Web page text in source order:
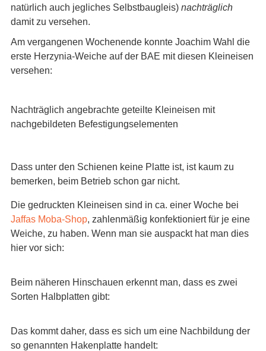
natürlich auch jegliches Selbstbaugleis) nachträglich
damit zu versehen.
Am vergangenen Wochenende konnte Joachim Wahl die
erste Herzynia-Weiche auf der BAE mit diesen Kleineisen
versehen:
Nachträglich angebrachte geteilte Kleineisen mit
nachgebildeten Befestigungselementen
Dass unter den Schienen keine Platte ist, ist kaum zu
bemerken, beim Betrieb schon gar nicht.
Die gedruckten Kleineisen sind in ca. einer Woche bei
Jaffas Moba-Shop, zahlenmäßig konfektioniert für je eine
Weiche, zu haben. Wenn man sie auspackt hat man dies
hier vor sich:
Beim näheren Hinschauen erkennt man, dass es zwei
Sorten Halbplatten gibt:
Das kommt daher, dass es sich um eine Nachbildung der
so genannten Hakenplatte handelt: